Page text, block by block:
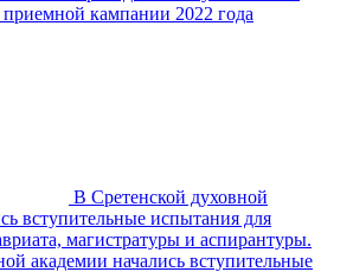
кампании 2022 года
В Сретенской духовной
вступительные испытания для
магистратуры и аспирантуры.
академии начались вступительные